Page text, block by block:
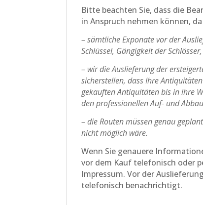
Bitte beachten Sie, dass die
in Anspruch nehmen können, da
– sämtliche Exponate vor der
Schlüssel, Gängigkeit der
– wir die Auslieferung der
sicherstellen, dass Ihre
gekauften Antiquitäten bis in ihre
den professionellen Auf- und
– die Routen müssen genau
nicht möglich wäre.
Wenn Sie genauere
vor dem Kauf telefonisch oder
Impressum. Vor der
telefonisch benachrichtigt.